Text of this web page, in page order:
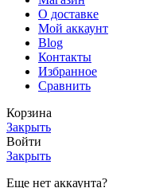
О доставке
Мой аккаунт
Blog
Контакты
Избранное
Сравнить
Корзина
Закрыть
Войти
Закрыть
Еще нет аккаунта?